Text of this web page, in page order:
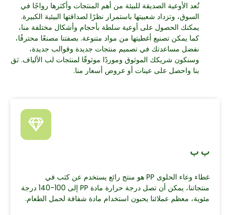
تُعد الأوعية الصديقة للبيئة من أهم المنتجات وأكثرها رواجًا في
السوق، وتزداد شعبيتها باستمرار نظرًا لصداقتها البيئية الكبيرة.
يمكنك الحصول على أوعية سلطة بأحجام وأشكال مختلفة منا،
كما يمكن تصنيع أغطيتها من مواد متنوعة. بصفتنا مصنعًا محترفًا،
نفضل مساعدتك في تصميم منتجات جديدة وقوالب جديدة،
وسنكون شريكك الموثوق وموردًا موثوقًا لمنتجات لب الألياف. ثق
بنا واحصل على عينات أو عروض أسعار منا.
ب ب
غطاء وعاء الحلوى PP هو منتج رائع يستخدم عن كثب في
منتجاتنا، يمكن أن تصل درجة حرارة مادة PP إلى 100-140 درجة
مئوية، معظم عملائنا يحبون استخدام مادة شفافة لحمل الطعام.